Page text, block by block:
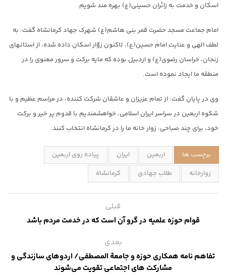
اسکان و خدمت به زائران حسینی(ع) بهره مند شویم.
امام جماعت مسجد حضرت قمر بنی هاشم(ع) شهرک جهاد کرمانشاه گفت: به
لطف الهی و عنایت امام حسین(ع)، تاکنون زوّار اسکان داده شده، از استانهای
زنجان، خراسان رضوی(ع) و اردبیل بوده که مایه برکت و سرور معنوی را در
منطقه ما ایجاد نموده است.
وی در پایان گفت: از تمام عزیزان و عاشقان شرکت کننده، در مراسم عظیم و با
شکوه اربعین در سراسر ایران اسلامی، خواهشمندیم با قدوم پر خیر و برکت
خود، برای چند صباحی، زوار خانه ما را در کرمانشاه انتخاب کنند.
برچسب ها اربعین ایران
پیاده روی اربعین
زوارخانه
طلاب جهادی کرمانشاه
قبلی
قوام حوزه علمیه در گرو آن است که در خدمت مردم باشد
بعدی
تفاهم نامه همکاری حوزه و جامعة المصطفی/ اردوهای سازندگی و
مشارکت های اجتماعی تقویت می‌شوند